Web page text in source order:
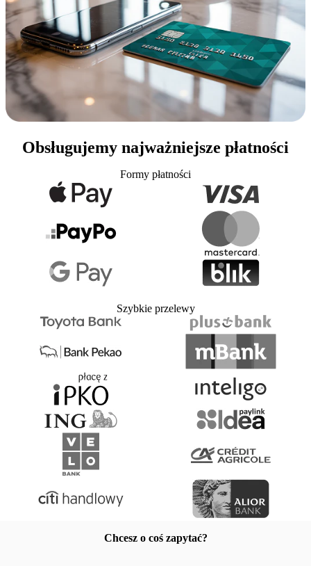
Obsługujemy najważniejsze płatności
Formy płatności
Szybkie przelewy
Chcesz o coś zapytać?